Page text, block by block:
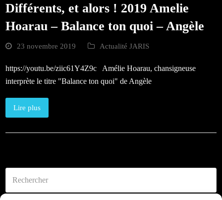
Différents, et alors ! 2019 Amelie
Hoarau – Balance ton quoi – Angèle
23 novembre 2019 Actualité JARIS
https://youtu.be/ziic61Y4Z9c Amélie Hoarau, chansigneuse
interprète le titre "Balance ton quoi" de Angèle
Lire plus